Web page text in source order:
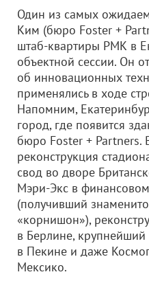
Один из самых
Ким (бюро Foster +
штаб-квартиры РМК в
объектной сессии. Он
об инновационных
применялись в ходе
Напомним,
город, где появится
бюро Foster + Partners.
реконструкция
свод во дворе
Мэри-Экс в
(получивший
«корнишон»),
в Берлине,
в Пекине и даже
Мексико.